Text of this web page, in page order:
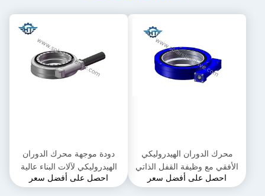
محرك الدوران الهيدروليكي
الأفقي مع وظيفة القفل الذاتي
لرافعة السيارة
احصل على أفضل سعر
دودة موجهة محرك الدوران
الهيدروليكي لآلات البناء عالية
عزم الدوران
احصل على أفضل سعر